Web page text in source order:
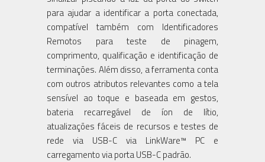
para ajudar a identificar a porta conectada,
compatível também com Identificadores
Remotos para teste de pinagem,
comprimento, qualificação e identificação de
terminações. Além disso, a ferramenta conta
com outros atributos relevantes como a tela
sensível ao toque e baseada em gestos,
bateria recarregável de íon de lítio,
atualizações fáceis de recursos e testes de
rede via USB-C via LinkWare™ PC e
carregamento via porta USB-C padrão.